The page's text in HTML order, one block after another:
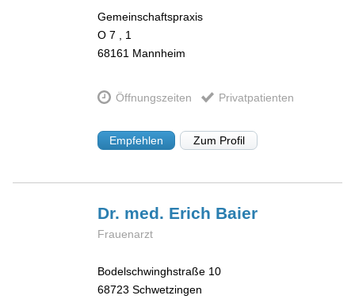
Gemeinschaftspraxis
O 7 , 1
68161 Mannheim
Öffnungszeiten Privatpatienten
Empfehlen Zum Profil
Dr. med. Erich Baier
Frauenarzt
Bodelschwinghstraße 10
68723 Schwetzingen